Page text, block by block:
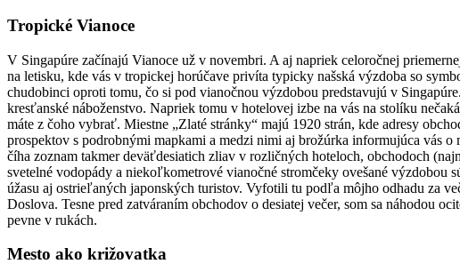
Tropické Vianoce
V Singapúre začínajú Vianoce už v novembri. A aj napriek celoročnej
na letisku, kde vás v tropickej horúčave privíta typicky našská výzdoba so
chudobinci oproti tomu, čo si pod vianočnou výzdobou predstavujú v
kresťanské náboženstvo. Napriek tomu v hotelovej izbe na vás na stolíku
máte z čoho vybrať. Miestne „Zlaté stránky“ majú 1920 strán, kde adresy
prospektov s podrobnými mapkami a medzi nimi aj brožúrka informujúca vás
číha zoznam takmer deväťdesiatich zliav v rozličných hoteloch, obchodoch
svetelné vodopády a niekoľkometrové vianočné stromčeky ovešané
úžasu aj ostrieľaných japonských turistov. Vyfotili tu podľa môjho odhadu za
Doslova. Tesne pred zatváraním obchodov o desiatej večer, som sa náhodou
pevne v rukách.
Mesto ako križovatka